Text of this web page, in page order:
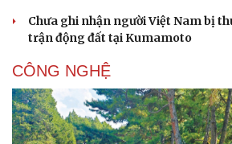
Chưa ghi nhận người Việt Nam bị
trận động đất tại Kumamoto
CÔNG NGHỆ